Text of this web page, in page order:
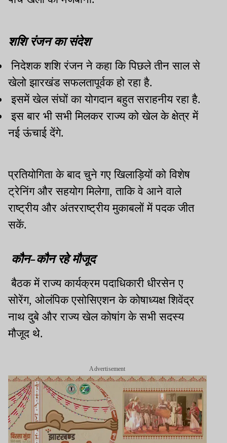
शशि रंजन का संदेश
निदेशक शशि रंजन ने कहा कि पिछले तीन साल से
खेलो झारखंड सफलतापूर्वक हो रहा है.
इसमें खेल संघों का योगदान बहुत सराहनीय रहा है.
इस बार भी सभी मिलकर राज्य को खेल के क्षेत्र में
नई ऊंचाई देंगे.
प्रतियोगिता के बाद चुने गए खिलाड़ियों को विशेष
ट्रेनिंग और सहयोग मिलेगा, ताकि वे आने वाले
राष्ट्रीय और अंतरराष्ट्रीय मुकाबलों में पदक जीत
सकें.
कौन-कौन रहे मौजूद
बैठक में राज्य कार्यक्रम पदाधिकारी धीरसेन ए
सोरेंग, ओलंपिक एसोसिएशन के कोषाध्यक्ष शिवेंद्र
नाथ दुबे और राज्य खेल कोषांग के सभी सदस्य
मौजूद थे.
Advertisement